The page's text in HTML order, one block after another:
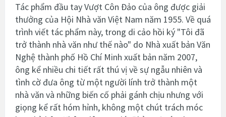
Tác phẩm đầu tay Vượt Côn Đảo của ông được giải
thưởng của Hội Nhà văn Việt Nam năm 1955. Về quá
trình viết tác phẩm này, trong di cảo hồi ký "Tôi đã
trở thành nhà văn như thế nào" do Nhà xuất bản Văn
Nghệ thành phố Hồ Chí Minh xuất bản năm 2007,
ông kể nhiều chi tiết rất thú vị về sự ngẫu nhiên và
tình cờ đưa ông từ một người lính trở thành một
nhà văn và những biến cố phải gánh chịu nhưng với
giọng kể rất hóm hỉnh, không một chút trách móc